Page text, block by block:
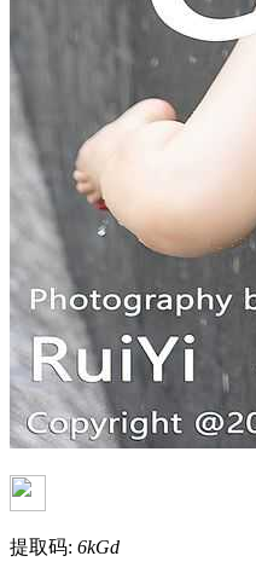
提取码: 6kGd